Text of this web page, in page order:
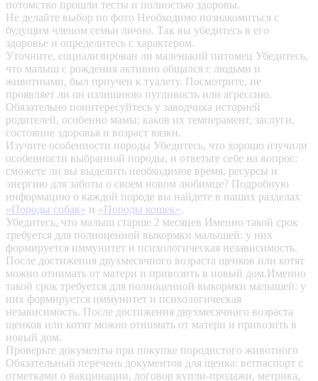
потомство прошли тесты и полностью здоровы.
Не делайте выбор по фото Необходимо познакомиться с
будущим членом семьи лично. Так вы убедитесь в его
здоровье и определитесь с характером.
Уточните, социализирован ли маленький питомец Убедитесь,
что малыш с рождения активно общался с людьми и
животными, был приучен к туалету. Посмотрите, не
проявляет ли он излишнюю пугливость или агрессию.
Обязательно поинтересуйтесь у заводчика историей
родителей, особенно мамы: каков их темперамент, заслуги,
состояние здоровья и возраст вязки.
Изучите особенности породы Убедитесь, что хорошо изучили
особенности выбранной породы, и ответьте себе на вопрос:
сможете ли вы выделить необходимое время, ресурсы и
энергию для заботы о своем новом любимце? Подробную
информацию о каждой породе вы найдете в наших разделах
«Породы собак» и «Породы кошек».
Убедитесь, что малыш старше 2 месяцев Именно такой срок
требуется для полноценной выкормки малышей: у них
формируется иммунитет и психологическая независимость.
После достижения двухмесячного возраста щенков или котят
можно отнимать от матери и привозить в новый дом.Именно
такой срок требуется для полноценной выкормки малышей: у
них формируется иммунитет и психологическая
независимость. После достижения двухмесячного возраста
щенков или котят можно отнимать от матери и привозить в
новый дом.
Проверьте документы при покупке породистого животного
Обязательный перечень документов для щенка: ветпаспорт с
отметками о вакцинации, договор купли-продажи, метрика,